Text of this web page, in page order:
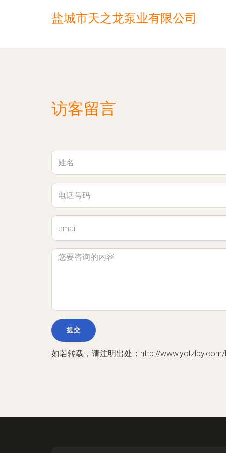
盐城市天之龙泵业有限公司
访客留言
如若转载，请注明出处：http://www.yctzlby.com/